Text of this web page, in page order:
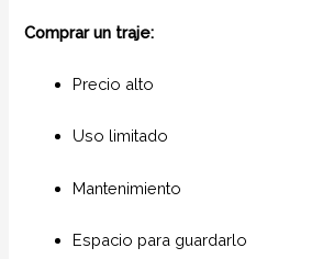
Comprar un traje:
Precio alto
Uso limitado
Mantenimiento
Espacio para guardarlo